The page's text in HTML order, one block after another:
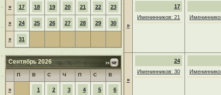
» 17 18 19 20 21 22 23
» 24 25 26 27 28 29 30
» 31
Сентябрь 2026
П В С Ч П С В
» 1 2 3 4 5 6
»
17
Именинников: 21
»
24
Именинников: 30